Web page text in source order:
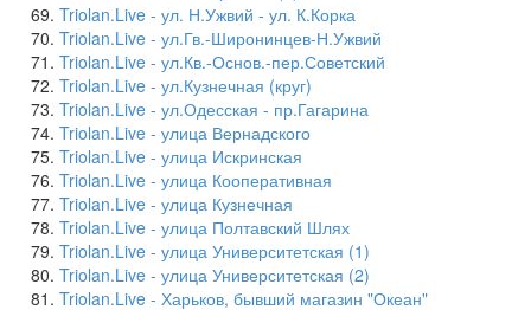
Triolan.Live - ул. Н.Ужвий - ул. К.Корка
Triolan.Live - ул.Гв.-Широнинцев-Н.Ужвий
Triolan.Live - ул.Кв.-Основ.-пер.Советский
Triolan.Live - ул.Кузнечная (круг)
Triolan.Live - ул.Одесская - пр.Гагарина
Triolan.Live - улица Вернадского
Triolan.Live - улица Искринская
Triolan.Live - улица Кооперативная
Triolan.Live - улица Кузнечная
Triolan.Live - улица Полтавский Шлях
Triolan.Live - улица Университетская (1)
Triolan.Live - улица Университетская (2)
Triolan.Live - Харьков, бывший магазин "Океан"